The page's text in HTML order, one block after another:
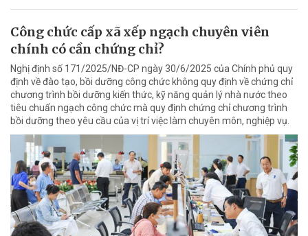
Công chức cấp xã xếp ngạch chuyên viên
chính có cần chứng chỉ?
Nghị định số 171/2025/NĐ-CP ngày 30/6/2025 của Chính phủ quy
định về đào tạo, bồi dưỡng công chức không quy định về chứng chỉ
chương trình bồi dưỡng kiến thức, kỹ năng quản lý nhà nước theo
tiêu chuẩn ngạch công chức mà quy định chứng chỉ chương trình
bồi dưỡng theo yêu cầu của vị trí việc làm chuyên môn, nghiệp vụ.